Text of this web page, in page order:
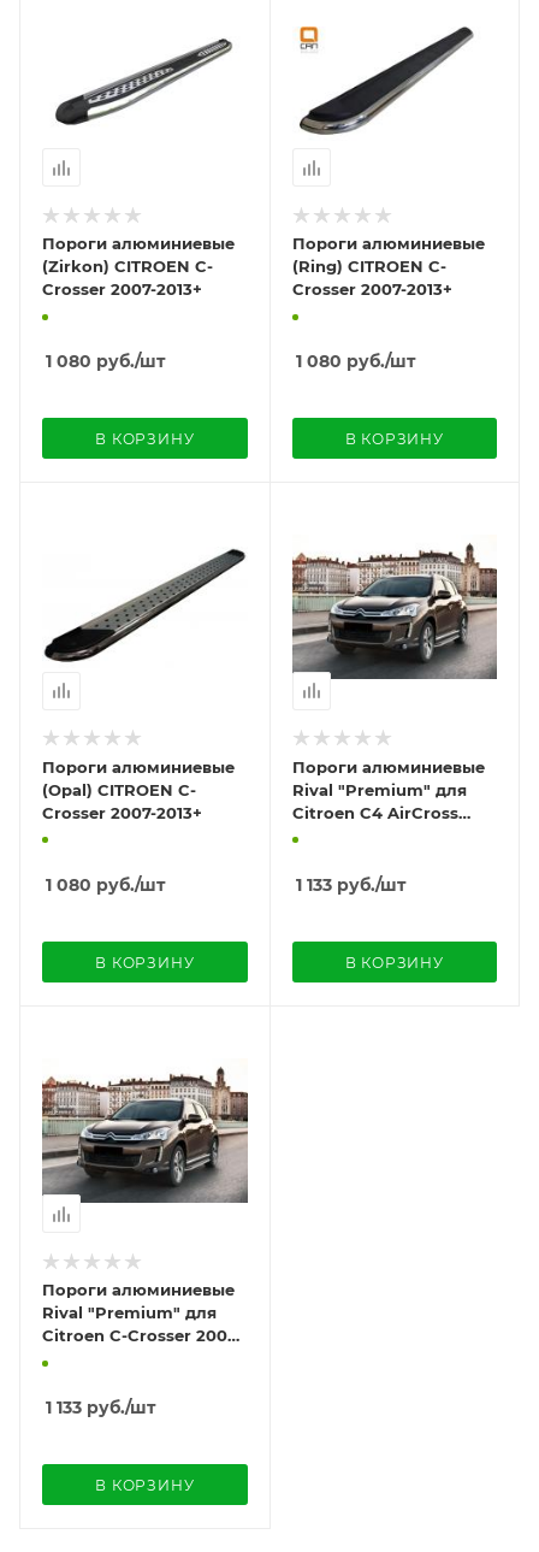
Пороги алюминиевые
(Zirkon) CITROEN C-
Crosser 2007-2013+
1 080 руб./шт
В КОРЗИНУ
Пороги алюминиевые
(Ring) CITROEN C-
Crosser 2007-2013+
1 080 руб./шт
В КОРЗИНУ
Пороги алюминиевые
(Opal) CITROEN C-
Crosser 2007-2013+
1 080 руб./шт
В КОРЗИНУ
Пороги алюминиевые
Rival "Premium" для
Citroen C4 AirCross
2012-
1 133руб./шт
В КОРЗИНУ
Пороги алюминиевые
Rival "Premium" для
Citroen C-Crosser 2007-
2013
1 133 руб./шт
В КОРЗИНУ